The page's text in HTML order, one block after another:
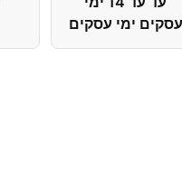
עסקים ימי עסקים